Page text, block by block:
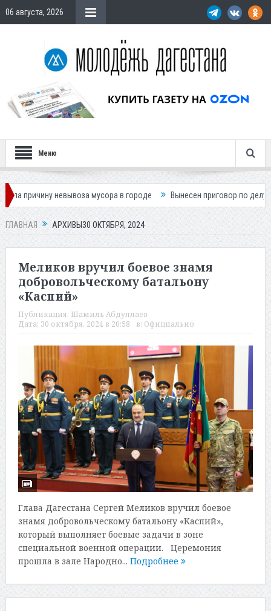
06 августа, 2026
Меню
мусора в городе Вынесен приговор по делу о гибели
ГЛАВНАЯ АРХИВЫ30 ОКТЯБРЯ, 2024
Меликов вручил боевое знамя
добровольческому батальону
«Каспий»
Публикация: Шамиль Абдуллаев
Дата: 30 октября, 2024 в 20:58 в: Официально
Глава Дагестана Сергей Меликов вручил боевое
знамя добровольческому батальону «Каспий»,
который выполняет боевые задачи в зоне
специальной военной операции. Церемония
прошла в зале Народно... Подробнее